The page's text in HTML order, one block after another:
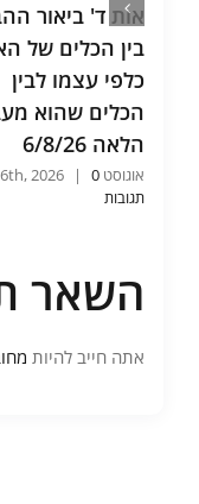
אות ד' ביאור
בין הכלים של
כלפי עצמו לבין
הכלים שהוא
הלאה 6/8/26
אוגוסט 6th, 2026 |
0
תגובות
השאר
אתה חייב להיות